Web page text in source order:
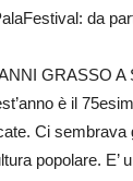
da
GRASSO A
è il
Ci
popolare. E’